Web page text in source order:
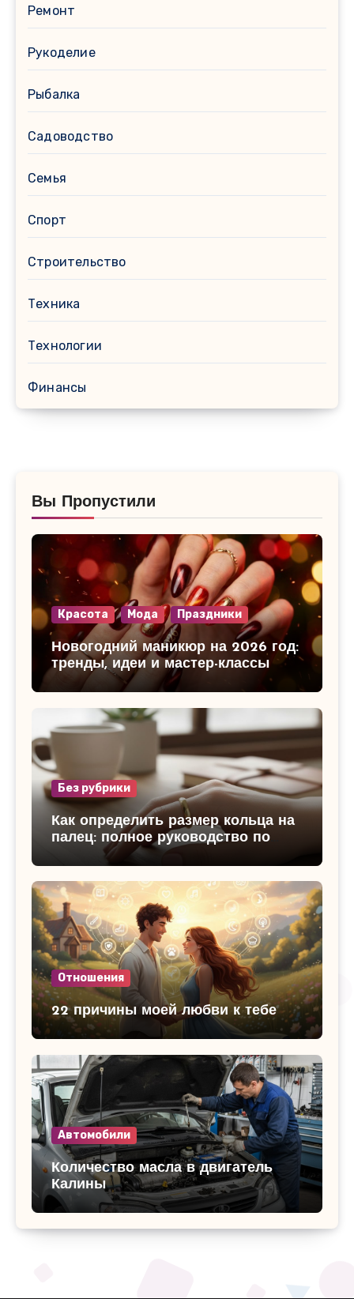
Ремонт
Рукоделие
Рыбалка
Садоводство
Семья
Спорт
Строительство
Техника
Технологии
Финансы
Вы Пропустили
Красота Мода Праздники
Новогодний маникюр на 2026 год:
тренды, идеи и мастер-классы
Без рубрики
Как определить размер кольца на
палец: полное руководство по
измерению
Отношения
22 причины моей любви к тебе
Автомобили
Количество масла в двигатель
Калины